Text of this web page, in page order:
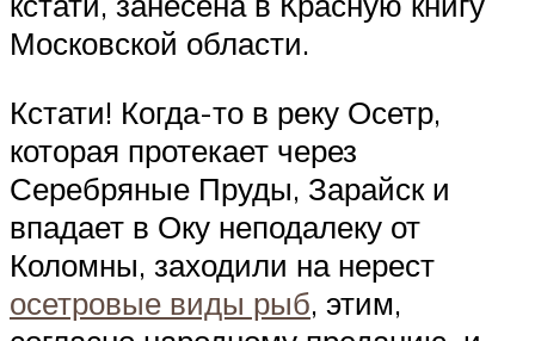
Московской области.
Кстати! Когда-то в реку Осетр,
которая протекает через
Серебряные Пруды, Зарайск и
впадает в Оку неподалеку от
Коломны, заходили на нерест
осетровые виды рыб, этим,